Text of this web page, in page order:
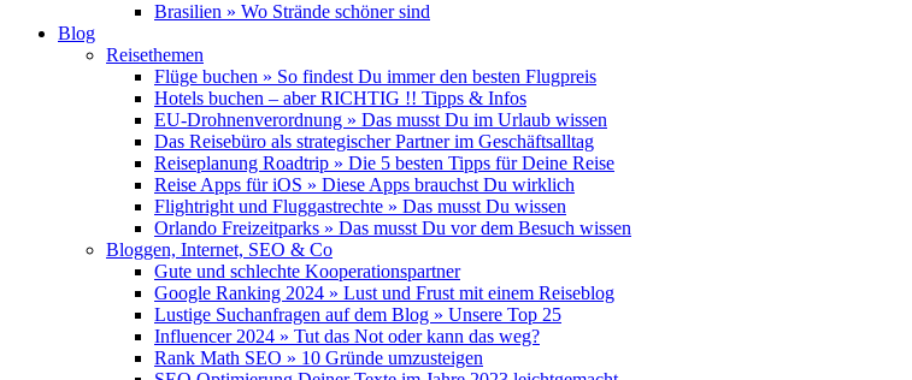
Brasilien » Wo Strände schöner sind
Blog
Reisethemen
Flüge buchen » So findest Du immer den besten Flugpreis
Hotels buchen – aber RICHTIG !! Tipps & Infos
EU-Drohnenverordnung » Das musst Du im Urlaub wissen
Das Reisebüro als strategischer Partner im Geschäftsalltag
Reiseplanung Roadtrip » Die 5 besten Tipps für Deine Reise
Reise Apps für iOS » Diese Apps brauchst Du wirklich
Flightright und Fluggastrechte » Das musst Du wissen
Orlando Freizeitparks » Das musst Du vor dem Besuch wissen
Bloggen, Internet, SEO & Co
Gute und schlechte Kooperationspartner
Google Ranking 2024 » Lust und Frust mit einem Reiseblog
Lustige Suchanfragen auf dem Blog » Unsere Top 25
Influencer 2024 » Tut das Not oder kann das weg?
Rank Math SEO » 10 Gründe umzusteigen